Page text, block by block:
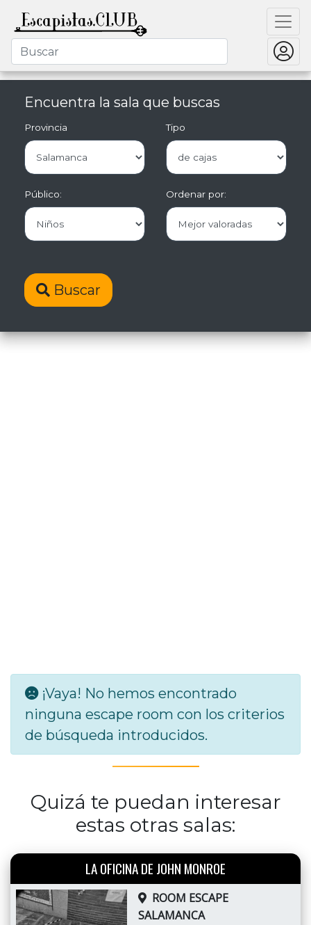
Encuentra la sala que buscas
Provincia Tipo
Público: Ordenar por:
Buscar
¡Vaya! No hemos encontrado
ninguna escape room con los criterios
de búsqueda introducidos.
Quizá te puedan interesar
estas otras salas:
LA OFICINA DE JOHN MONROE
ROOM ESCAPE
SALAMANCA